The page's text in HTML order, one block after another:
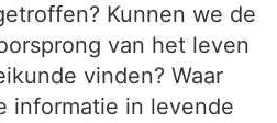
Kunnen we de
van het leven
vinden? Waar
informatie in levende